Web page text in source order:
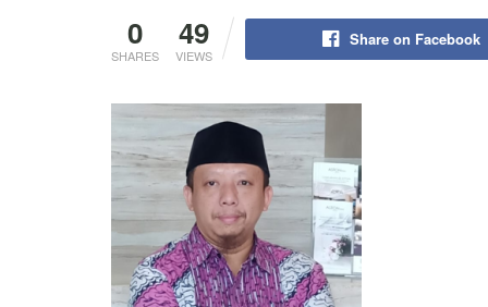
0
SHARES
49
VIEWS
Share on Facebook